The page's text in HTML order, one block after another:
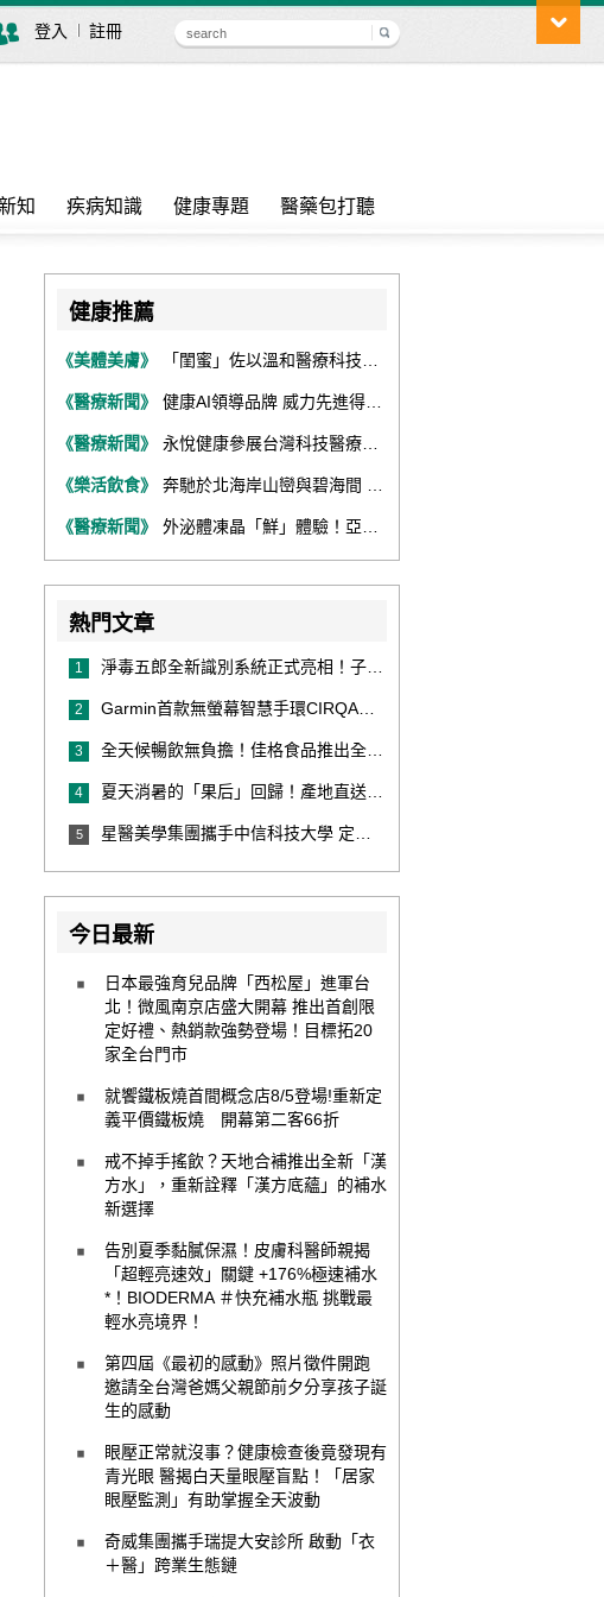
登入 註冊
知 疾病知識 健康專題 醫藥包打聽
健康推薦
《美體美膚》 「閨蜜」佐以溫和醫療科技，陪伴女性找回身體舒適與自信
《醫療新聞》 健康AI領導品牌 威力先進得獎不斷 同獲『玉山獎』『金炬獎』最高肯定
《醫療新聞》 永悅健康參展台灣科技醫療展 展現數位健康全場景整合能力
《樂活飲食》 奔馳於北海岸山巒與碧海間 跑出屬於你的生命之光 『2026光境半程馬拉松挑戰賽－升龍道』火熱報名中
《醫療新聞》 外泌體凍晶「鮮」體驗！亞家生技解鎖24個月高活性 專利瓶蓋「秒回溶」超驚艷！醫科展秀「睛」亮神采
熱門文章
1 淨毒五郎全新識別系統正式亮相！子品牌然本再推體香噴霧新產品！
2 Garmin首款無螢幕智慧手環CIRQA登場 專注健康無須訂閱！ 輕量舒適風格百搭 生態系無縫串接 打造全天候零干擾健康與恢復管理新體驗
3 全天候暢飲無負擔！佳格食品推出全新穀物茶品牌「穀萃」 首發「穀萃 蕎麥國寶茶」無糖、0咖啡因 24小時暖心陪伴
4 夏天消暑的「果后」回歸！產地直送泰國鮮山竹，打造夏日最頂級的天然補給
5 星醫美學集團攜手中信科技大學 定義未來美學人才新標準 建構健康美學產學共育模式 串聯課程、實習與就業接軌
今日最新
日本最強育兒品牌「西松屋」進軍台
北！微風南京店盛大開幕 推出首創限
定好禮、熱銷款強勢登場！目標拓20
家全台門市
就饗鐵板燒首間概念店8/5登場!重新定
義平價鐵板燒 開幕第二客66折
戒不掉手搖飲？天地合補推出全新「漢
方水」，重新詮釋「漢方底蘊」的補水
新選擇
告別夏季黏膩保濕！皮膚科醫師親揭
「超輕亮速效」關鍵 +176%極速補水
*！BIODERMA ＃快充補水瓶 挑戰最
輕水亮境界！
第四屆《最初的感動》照片徵件開跑
邀請全台灣爸媽父親節前夕分享孩子誕
生的感動
眼壓正常就沒事？健康檢查後竟發現有
青光眼 醫揭白天量眼壓盲點！「居家
眼壓監測」有助掌握全天波動
奇威集團攜手瑞提大安診所 啟動「衣
＋醫」跨業生態鏈